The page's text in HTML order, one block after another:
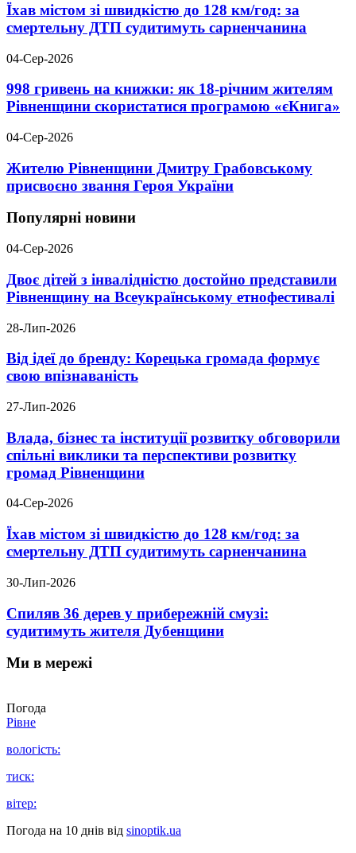
Їхав містом зі швидкістю до 128 км/год: за
смертельну ДТП судитимуть сарненчанина
04-Сер-2026
998 гривень на книжки: як 18-річним жителям
Рівненщини скористатися програмою «єКнига»
04-Сер-2026
Жителю Рівненщини Дмитру Грабовському
присвоєно звання Героя України
Популярні новини
04-Сер-2026
Двоє дітей з інвалідністю достойно представили
Рівненщину на Всеукраїнському етнофестивалі
28-Лип-2026
Від ідеї до бренду: Корецька громада формує
свою впізнаваність
27-Лип-2026
Влада, бізнес та інституції розвитку обговорили
спільні виклики та перспективи розвитку
громад Рівненщини
04-Сер-2026
Їхав містом зі швидкістю до 128 км/год: за
смертельну ДТП судитимуть сарненчанина
30-Лип-2026
Спиляв 36 дерев у прибережній смузі:
судитимуть жителя Дубенщини
Ми в мережі
Погода
Рівне
вологість:
тиск:
вітер:
Погода на 10 днів від sinoptik.ua